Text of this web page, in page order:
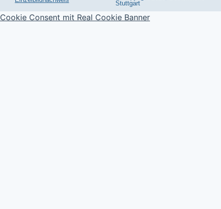
Stuttgart
Cookie Consent mit Real Cookie Banner